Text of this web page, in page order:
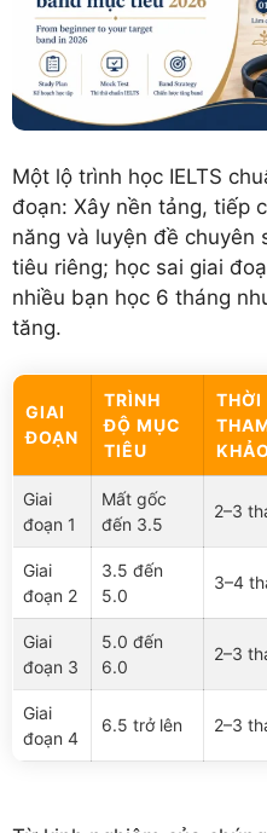
Một lộ trình học IELTS
đoạn: Xây nền tảng, tiếp
năng và luyện đề chuyên
tiêu riêng; học sai giai
nhiều bạn học 6 tháng
tăng.
GIAI
ĐOẠN
TRÌNH
ĐỘ MỤC
TIÊU
THỜI
Giai
đoạn 1
Mất gốc
đến 3.5
2–3
Giai
đoạn 2
3.5 đến
5.0
3–4
Giai
đoạn 3
5.0 đến
6.0
2–3
Giai
đoạn 4
6.5 trở lên 2–3